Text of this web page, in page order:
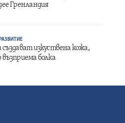
Гренландия
създават изкуствена кожа,
болка